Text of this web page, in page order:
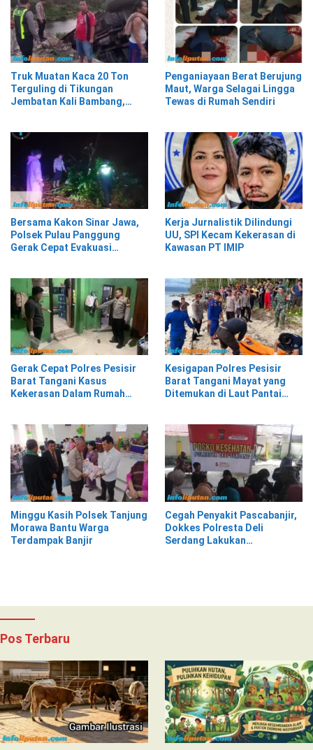
Truk Muatan Kaca 20 Ton
Terguling di Tikungan
Jembatan Kali Bambang,
Penganiayaan Berat Berujung
Maut, Warga Selagai Lingga
Tewas di Rumah Sendiri
Bersama Kakon Sinar Jawa,
Polsek Pulau Panggung
Gerak Cepat Evakuasi
Kerja Jurnalistik Dilindungi
UU, SPI Kecam Kekerasan di
Kawasan PT IMIP
Gerak Cepat Polres Pesisir
Barat Tangani Kasus
Kekerasan Dalam Rumah
Kesigapan Polres Pesisir
Barat Tangani Mayat yang
Ditemukan di Laut Pantai
Minggu Kasih Polsek Tanjung
Morawa Bantu Warga
Terdampak Banjir
Cegah Penyakit Pascabanjir,
Dokkes Polresta Deli
Serdang Lakukan
Pos Terbaru